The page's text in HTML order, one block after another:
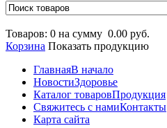
Товаров: 0 на сумму 0.00 руб.
Корзина Показать продукцию
ГлавнаяВ начало
НовостиЗдоровье
Каталог товаровПродукция
Свяжитесь с намиКонтакты
Карта сайта